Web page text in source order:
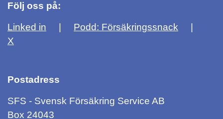
Följ oss på:
Linked in
Podd: Försäkringssnack
X
Postadress
SFS - Svensk Försäkring Service AB
Box 24043